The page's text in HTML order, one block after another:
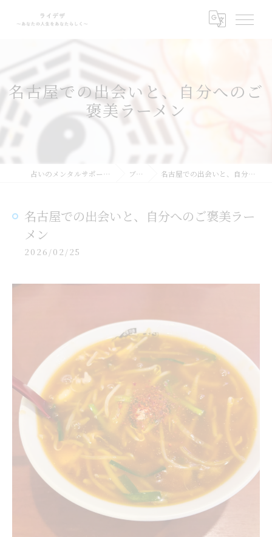
名古屋での出会いと、自分へのご
褒美ラーメン
占いのメンタルサポートならライデザ ブログ 名古屋での出会いと、自分へのご褒美ラーメン
名古屋での出会いと、自分へのご褒美ラー
メン
2026/02/25